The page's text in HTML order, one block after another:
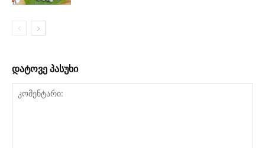
დატოვე პასუხი